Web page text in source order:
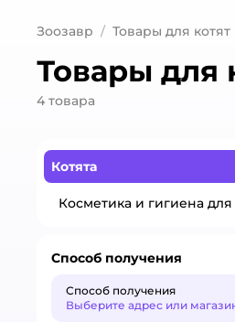
Зоозавр Товары для котят
Товары для
4 товара
Котята
Косметика и гигиена для
Способ получения
Способ получения
Выберите адрес илиСпособ